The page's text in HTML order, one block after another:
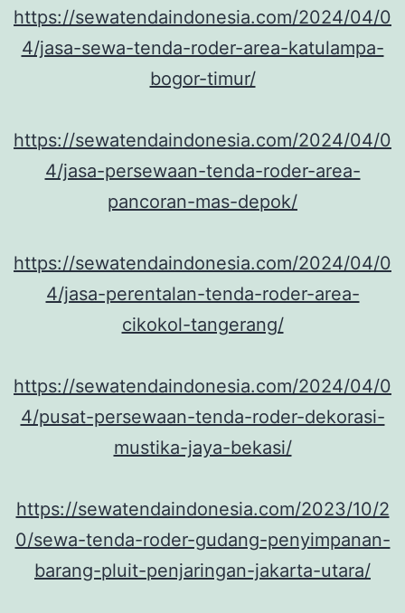
https://sewatendaindonesia.com/2024/04/0
4/jasa-sewa-tenda-roder-area-katulampa-
bogor-timur/
https://sewatendaindonesia.com/2024/04/0
4/jasa-persewaan-tenda-roder-area-
pancoran-mas-depok/
https://sewatendaindonesia.com/2024/04/0
4/jasa-perentalan-tenda-roder-area-
cikokol-tangerang/
https://sewatendaindonesia.com/2024/04/0
4/pusat-persewaan-tenda-roder-dekorasi-
mustika-jaya-bekasi/
https://sewatendaindonesia.com/2023/10/2
0/sewa-tenda-roder-gudang-penyimpanan-
barang-pluit-penjaringan-jakarta-utara/